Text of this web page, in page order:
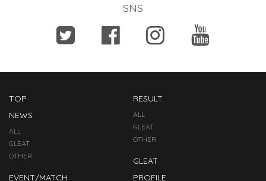
SNS
TOP
NEWS
ALL
GLEAT
OTHER
EVENT/MATCH
RESULT
ALL
GLEAT
OTHER
GLEAT
PROFILE